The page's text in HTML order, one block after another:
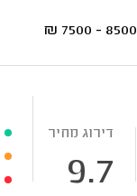
8500 - 7500
₪
דירוג מחיר
9.7